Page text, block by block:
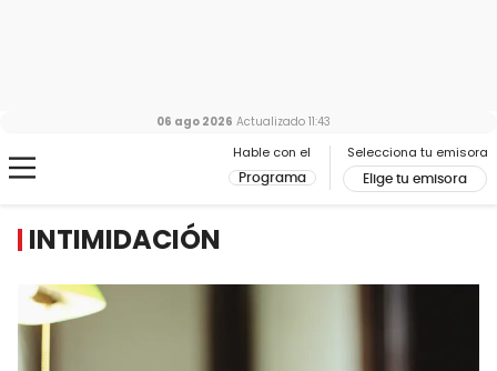
Hable con el
Programa
Selecciona tu emisora
Elige tu emisora
06 ago 2026 Actualizado 11:43
INTIMIDACIÓN